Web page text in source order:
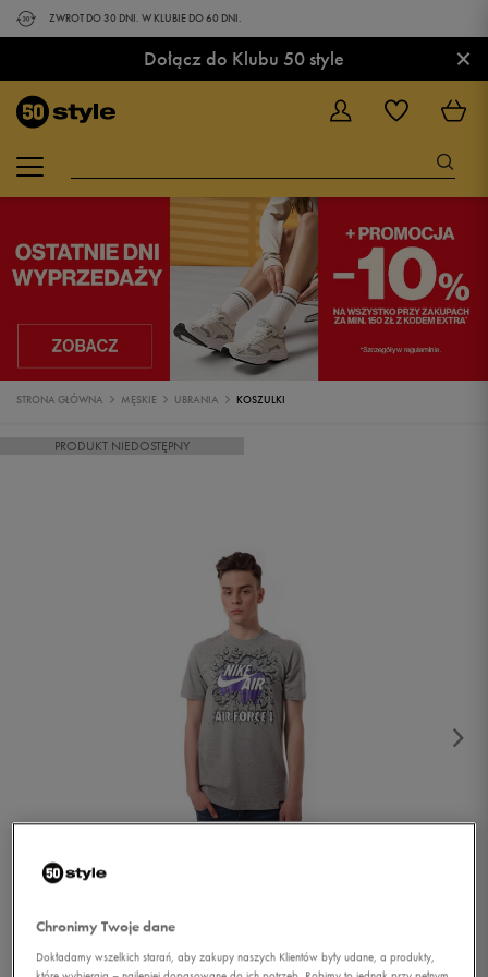
ZWROT DO 30 DNI. W KLUBIE DO 60 DNI.
Dołącz do Klubu 50 style ×
STRONA GŁÓWNA MĘSKIE UBRANIA KOSZULKI
PRODUKT NIEDOSTĘPNY
Chronimy Twoje dane
Dokładamy wszelkich starań, aby zakupy naszych Klientów były udane, a produkty,